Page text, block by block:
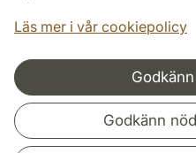
Läs mer i vår cookiepolicy
Godkänn
Samarbeten